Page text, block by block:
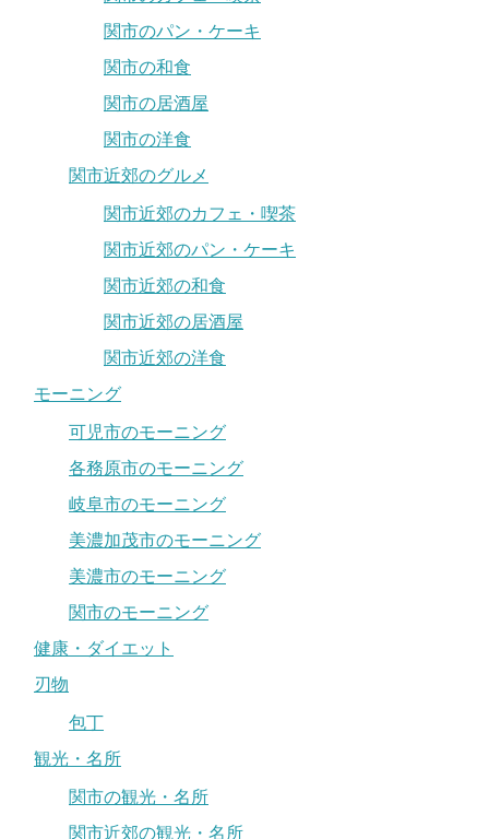
関市のパン・ケーキ
関市の和食
関市の居酒屋
関市の洋食
関市近郊のグルメ
関市近郊のカフェ・喫茶
関市近郊のパン・ケーキ
関市近郊の和食
関市近郊の居酒屋
関市近郊の洋食
モーニング
可児市のモーニング
各務原市のモーニング
岐阜市のモーニング
美濃加茂市のモーニング
美濃市のモーニング
関市のモーニング
健康・ダイエット
刃物
包丁
観光・名所
関市の観光・名所
関市近郊の観光・名所